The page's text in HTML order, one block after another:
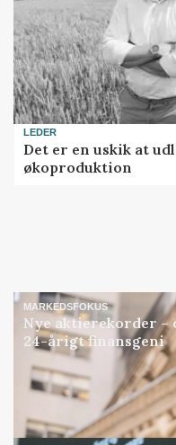
LEDER
Det er en uskik at
økoproduktion
MARKEDSFOKUS
Nye aktierekorder –
24-årigt finansgeni